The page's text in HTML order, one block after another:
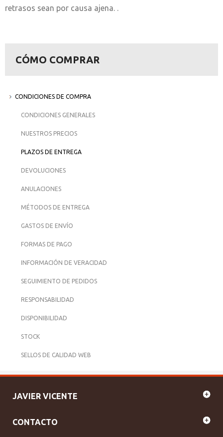
retrasos sean por causa ajena. .
CÓMO COMPRAR
CONDICIONES DE COMPRA
CONDICIONES GENERALES
NUESTROS PRECIOS
PLAZOS DE ENTREGA
DEVOLUCIONES
ANULACIONES
MÉTODOS DE ENTREGA
GASTOS DE ENVÍO
FORMAS DE PAGO
INFORMACIÓN DE VERACIDAD
SEGUIMIENTO DE PEDIDOS
RESPONSABILIDAD
DISPONIBILIDAD
STOCK
SELLOS DE CALIDAD WEB
JAVIER VICENTE
CONTACTO